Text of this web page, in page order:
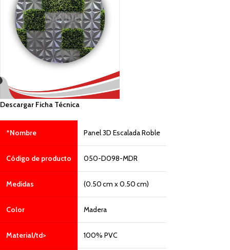
Descargar Ficha Técnica
*Nombre Panel 3D Escalada Roble
Código de producto 050-D098-MDR
Medidas (0.50 cm x 0.50 cm)
Color Madera
Material/td> 100% PVC